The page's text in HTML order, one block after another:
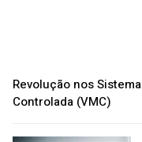
Revolução nos
Controlada (VMC)